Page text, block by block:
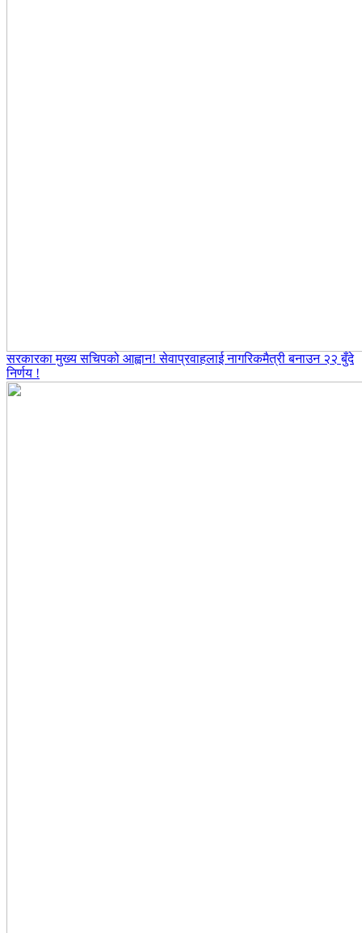
सरकारका मुख्य सचिपको आह्वान! सेवाप्रवाहलाई नागरिकमैत्री बनाउन २२ बुँदे
निर्णय !